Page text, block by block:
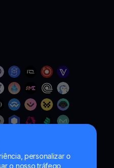
personalizar o
o nosso tráfego,